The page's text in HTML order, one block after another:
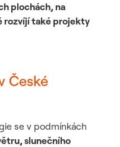
plochách, na
rozvíjí také projekty
České
se v podmínkách
slunečního